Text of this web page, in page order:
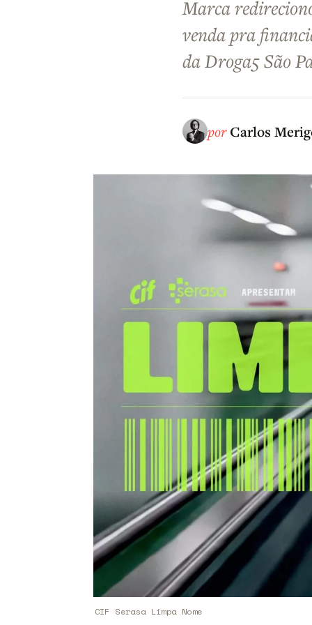
Marca
venda pra
da Droga5 São
por Carlos
CIF Serasa Limpa Nome